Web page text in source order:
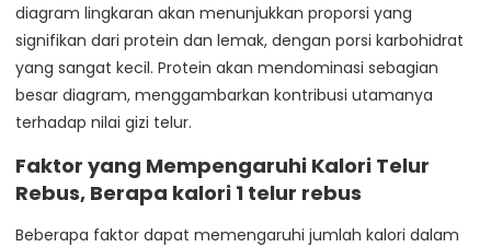
diagram lingkaran akan menunjukkan proporsi yang
signifikan dari protein dan lemak, dengan porsi karbohidrat
yang sangat kecil. Protein akan mendominasi sebagian
besar diagram, menggambarkan kontribusi utamanya
terhadap nilai gizi telur.
Faktor yang Mempengaruhi Kalori Telur
Rebus, Berapa kalori 1 telur rebus
Beberapa faktor dapat memengaruhi jumlah kalori dalam